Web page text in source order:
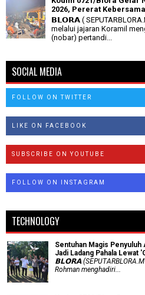
2026, Pererat
𝗕𝗟𝗢𝗥𝗔 (
melalui jajaran Koramil
(nobar) pertandi...
SOCIAL MEDIA
FOLLOW ON TWITTER
LIKE ON FACEBOOK
SUBSCRIBE ON YOUTUBE
FOLLOW ON INSTAGRAM
TECHNOLOGY
Sentuhan Magis Penyuluh
Jadi Ladang Pahala Lewat
𝗕𝗟𝗢𝗥𝗔
Rohman menghadiri...